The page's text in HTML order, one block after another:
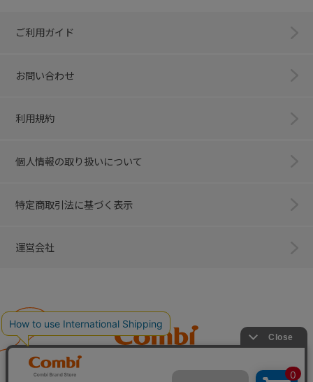
ご利用ガイド
お問い合わせ
利用規約
個人情報の取り扱いについて
特定商取引法に基づく表示
運営会社
子育てに、イノベーションを。